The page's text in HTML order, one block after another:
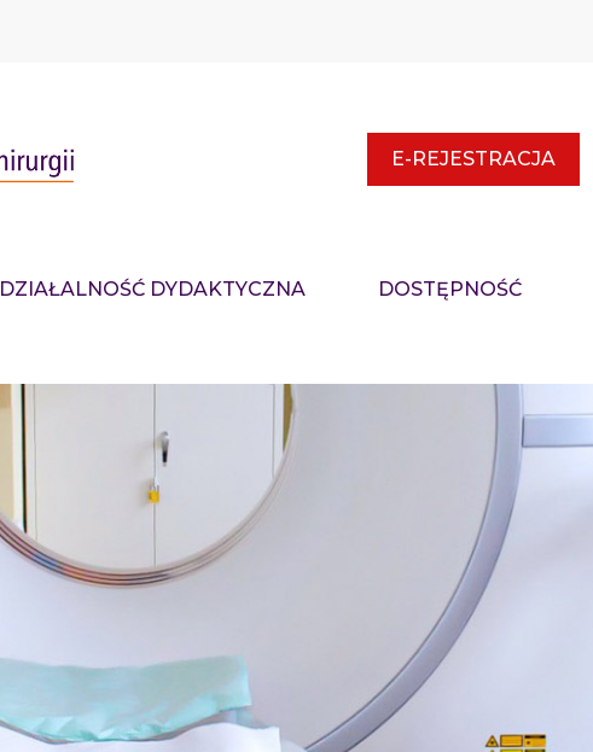
E-REJESTRACJA
DZIAŁALNOŚĆ DYDAKTYCZNA DOSTĘPNOŚĆ